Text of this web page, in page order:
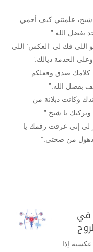
شيخ، علمتني كيف أحمي
بفضل الله.”
اللي فك لي ‘العكس’ اللي
الخدمة ديالك.”
كلامك صدق وفعلكم
بفضل الله.”
وكانت ذبلانة من
يا شيخ.”
لي إني عرفت رقمك يا
من صحتي.”
في
إذا